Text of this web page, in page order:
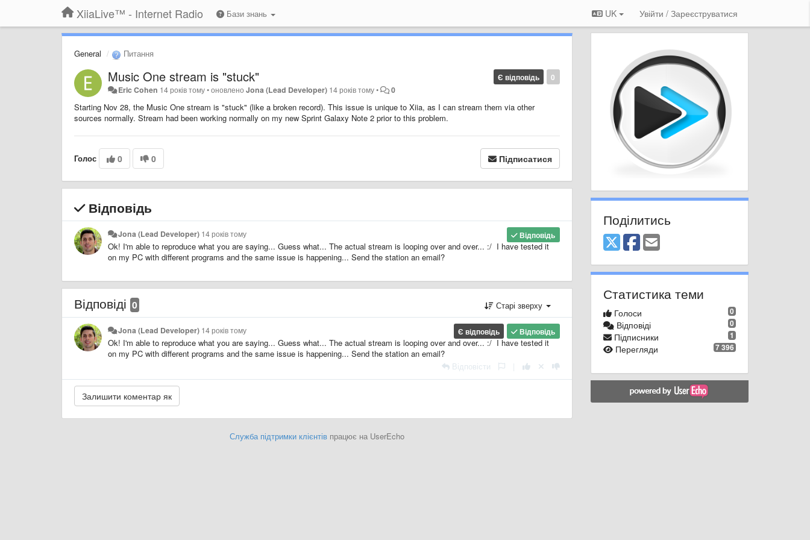
XiiaLive™ - Internet Radio Бази знань UK Увійти / Зареєструватися
General Питання
0
Є відповідь
Music One stream is "stuck"
Eric Cohen 14 років тому•оновленоJona (Lead Developer) 14 років тому• 0
Starting Nov 28, the Music One stream is "stuck" (like a broken record). This issue is unique to Xiia, as I can stream them via other
sources normally. Stream had been working normally on my new Sprint Galaxy Note 2 prior to this problem.
Голос 0 0 Підписатися
Відповідь
Відповідь
Jona (Lead Developer) 14 років тому
Ok! I'm able to reproduce what you are saying... Guess what... The actual stream is looping over and over... :/ I have tested it
on my PC with different programs and the same issue is happening... Send the station an email?
Відповіді 0 Старі зверху
Відповідь
Є відповідь
Jona (Lead Developer) 14 років тому
Ok! I'm able to reproduce what you are saying... Guess what... The actual stream is looping over and over... :/ I have tested it
on my PC with different programs and the same issue is happening... Send the station an email?
Відповісти
Служба підтримки клієнтівпрацює на UserEcho
Поділитись
Статистика теми
0
Голоси
0
Відповіді
1
Підписники
7 396
Перегляди